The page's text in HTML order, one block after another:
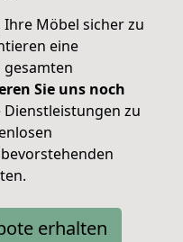
Möbel sicher zu
eine
Sie uns noch
zu
erhalten